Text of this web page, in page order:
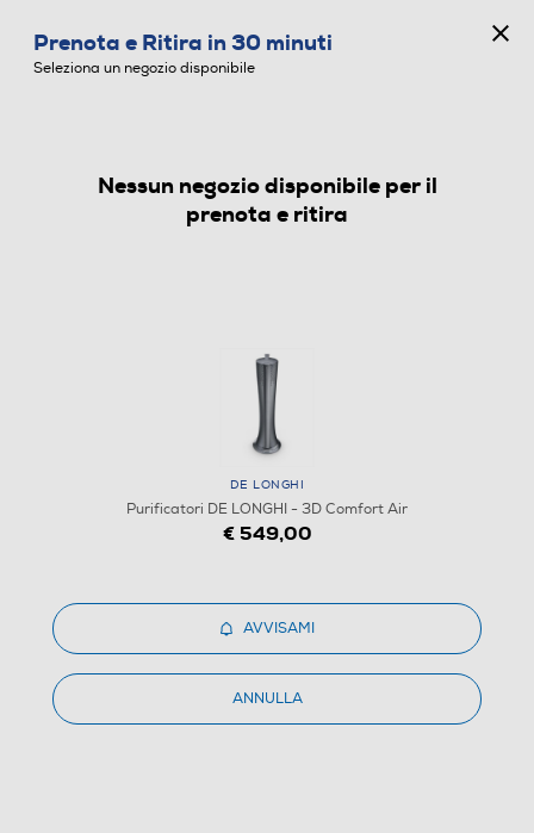
PURIFICATORI
1/1
Prenota e Ritira in 30 minuti
Seleziona un negozio disponibile
Nessun negozio disponibile per il
prenota e ritira
DE LONGHI
Purificatori DE LONGHI - 3D Comfort Air
€ 549,00
AVVISAMI
ANNULLA